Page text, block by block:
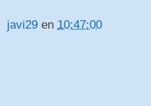
javi29 en 10:47:00